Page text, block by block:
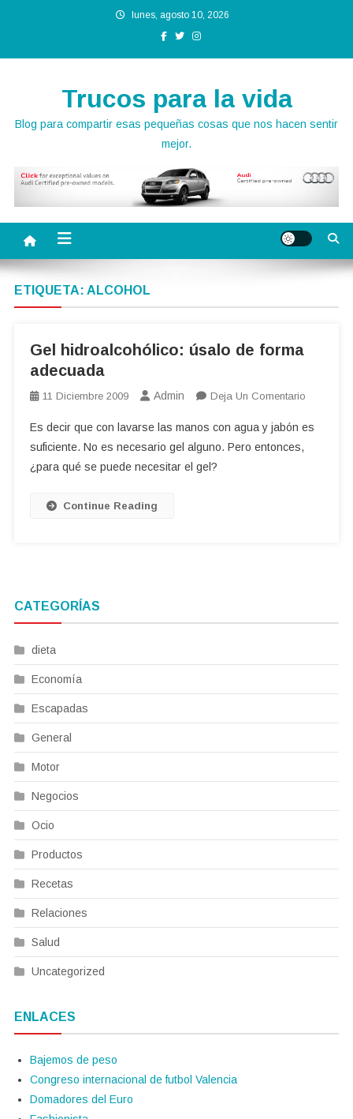
lunes, agosto 10, 2026
Trucos para la vida
Blog para compartir esas pequeñas cosas que nos hacen sentir
mejor.
ETIQUETA: ALCOHOL
Gel hidroalcohólico: úsalo de forma
adecuada
11 Diciembre 2009 Admin Deja Un ComentarioEn
Es decir que con lavarse las manos con agua y jabón es
suficiente. No es necesario gel alguno. Pero entonces,
¿para qué se puede necesitar el gel?
Continue Reading
CATEGORÍAS
dieta
Economía
Escapadas
General
Motor
Negocios
Ocio
Productos
Recetas
Relaciones
Salud
Uncategorized
ENLACES
Bajemos de peso
Congreso internacional de futbol Valencia
Domadores del Euro